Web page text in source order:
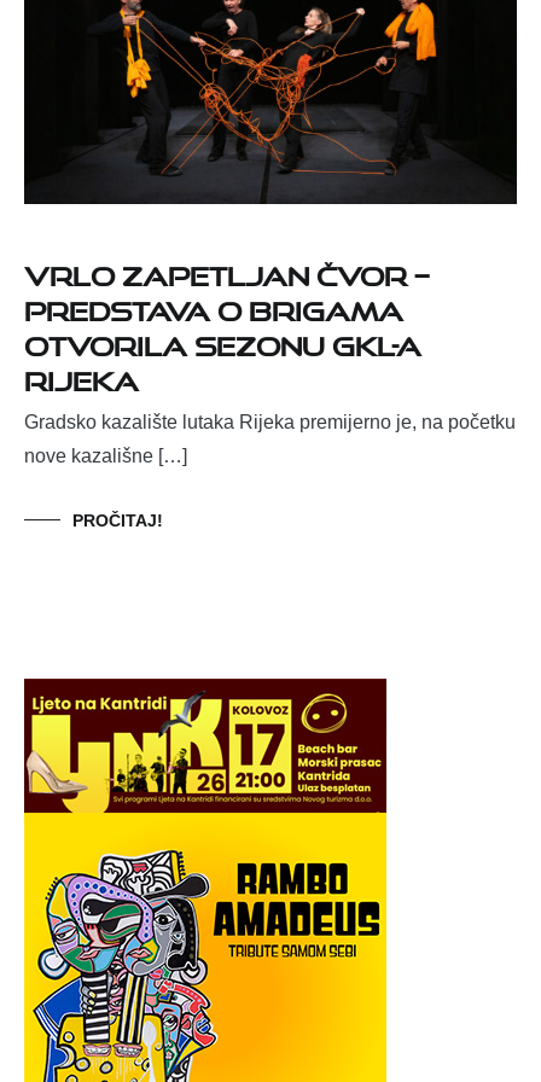
Vrlo zapetljan čvor –
Predstava o brigama
otvorila sezonu GKL-a
Rijeka
Gradsko kazalište lutaka Rijeka premijerno je, na početku
nove kazališne […]
PROČITAJ!